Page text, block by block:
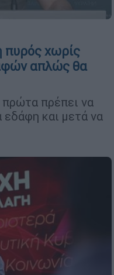
πυρός χωρίς
απλώς θα
πρώτα πρέπει να
και μετά να